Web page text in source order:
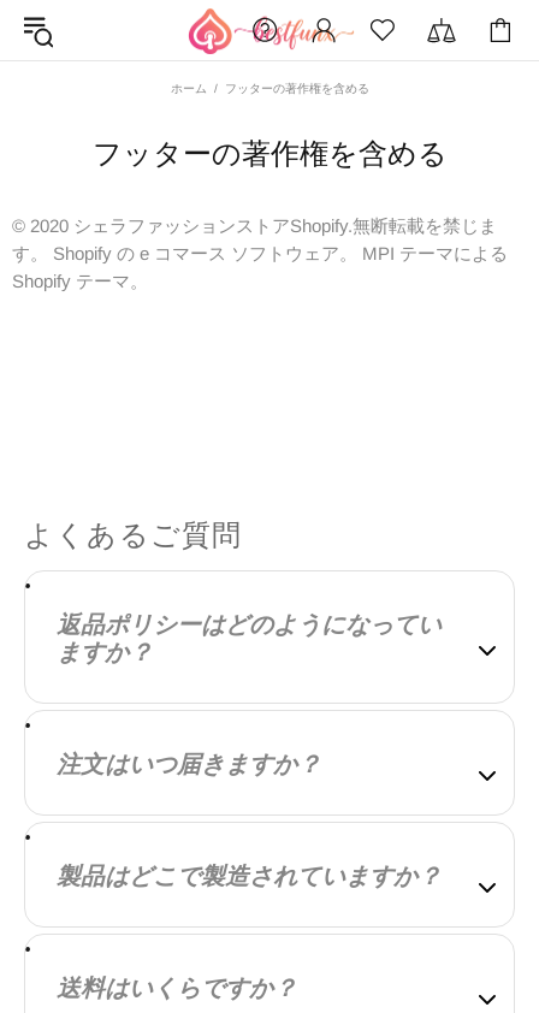
ホーム フッターの著作権を含める
フッターの著作権を含める
© 2020 シェラファッションストアShopify.無断転載を禁じま
す。 Shopify の e コマース ソフトウェア。
MPI テーマによる
Shopify テーマ。
よくあるご質問
返品ポリシーはどのようになってい
ますか？
すべてのお客様にご購入品に完全にご満足いただ
くことが弊社の目標です。万が一ご満足いただけ
なかった場合は、その旨をお知らせください。お
注文はいつ届きますか？
ご注文の商品は、できるだけ早く発送できるよう
迅速に対応いたします。発送が完了しましたら、
詳細を記載したメールをお送りします。配送にか
製品はどこで製造されていますか？
当社の製品は、国内外で製造されています。高品
質で適正な価格の製品をお届けできるよう、製造
パートナーを慎重に選定しています。
送料はいくらですか？